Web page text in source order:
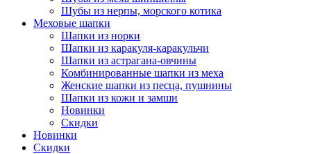
Шубы из нерпы, морского котика
Меховые шапки
Шапки из норки
Шапки из каракуля-каракульчи
Шапки из астрагана-овчины
Комбинированные шапки из меха
Женские шапки из песца, пушнины
Шапки из кожи и замши
Новинки
Скидки
Новинки
Скидки